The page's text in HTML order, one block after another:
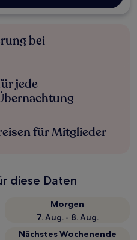
bei
jede
für Mitglieder
diese Daten
Morgen
7. Aug. - 8. Aug.
Nächstes Wochenende